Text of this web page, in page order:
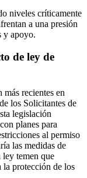
niveles críticamente
a una presión
y apoyo.
de ley de
recientes en
los Solicitantes de
legislación
planes para
al permiso
las medidas de
ley temen que
la protección de los